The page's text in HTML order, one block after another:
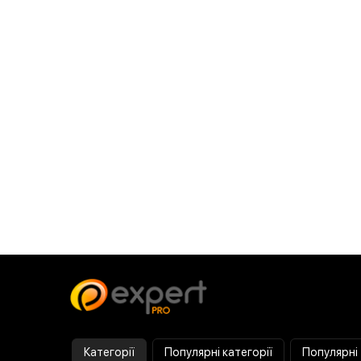
Категорії Популярні категорії